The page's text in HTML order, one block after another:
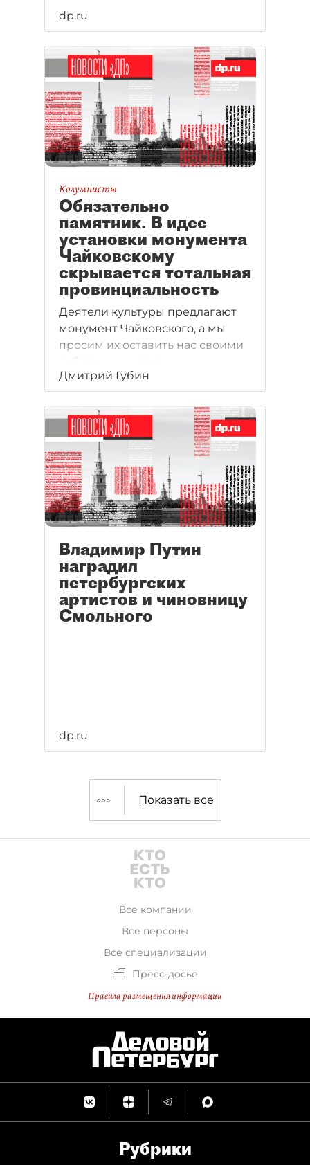
dp.ru
Колумнисты
Обязательно
памятник. В идее
установки монумента
Чайковскому
скрывается тотальная
провинциальность
Деятели культуры предлагают
монумент Чайковского, а мы
просим их оставить нас своими
от провинциальности.
Дмитрий Губин
Владимир Путин
наградил
петербургских
артистов и чиновницу
Смольного
dp.ru
Показать все
Все компании
Все персоны
Все специализации
Пресс-досье
Правила размещения информации
Рубрики